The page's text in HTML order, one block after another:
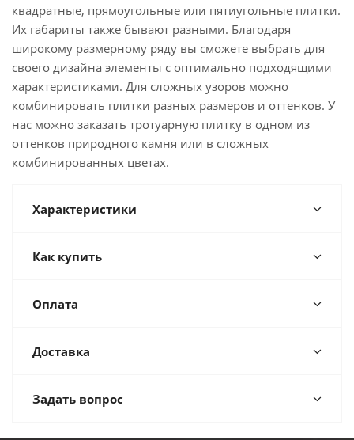
квадратные, прямоугольные или пятиугольные плитки.
Их габариты также бывают разными. Благодаря
широкому размерному ряду вы сможете выбрать для
своего дизайна элементы с оптимально подходящими
характеристиками. Для сложных узоров можно
комбинировать плитки разных размеров и оттенков. У
нас можно заказать тротуарную плитку в одном из
оттенков природного камня или в сложных
комбинированных цветах.
Характеристики
Как купить
Оплата
Доставка
Задать вопрос